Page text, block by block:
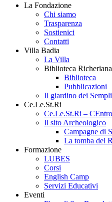
La Fondazione
Chi siamo
Trasparenza
Sostienici
Contatti
Villa Badia
La Villa
Biblioteca Richeriana
Biblioteca
Pubblicazioni
Il giardino dei
Ce.Le.St.Ri
Ce.Le.St.Ri –
Il sito Archeologico
Campagne di
La tomba del
Formazione
LUBES
Corsi
English Camp
Servizi Educativi
Eventi